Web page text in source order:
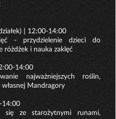
| 12:00-14:00
- przydzielenie dzieci do
i nauka zaklęć
14:00
najważniejszych roślin,
Mandragory
14:00
się ze starożytnymi runami,